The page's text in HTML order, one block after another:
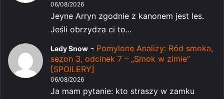
06/08/2026
Jeyne Arryn zgodnie z kanonem jest les.
Jeśli obrzydza ci to...
Lady Snow - Pomylone Analizy: Ród smoka,
sezon 3, odcinek 7 – „Smok w zimie”
[SPOILERY]
06/08/2026
Ja mam pytanie: kto straszy w zamku